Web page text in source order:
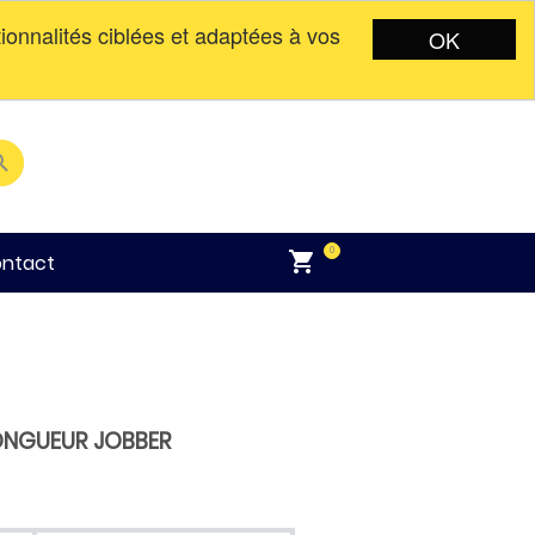
OK
ciblées et adaptées à vos
 0
JOBBER